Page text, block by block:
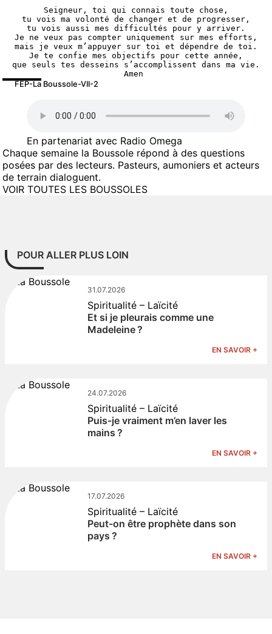
Seigneur, toi qui connais toute chose,
tu vois ma volonté de changer et de progresser,
tu vois aussi mes difficultés pour y arriver.
Je ne veux pas compter uniquement sur mes efforts,
mais je veux m’appuyer sur toi et dépendre de toi.
Je te confie mes objectifs pour cette année,
que seuls tes desseins s’accomplissent dans ma vie.
Amen
FEP-La Boussole-VII-2
En partenariat avec Radio Omega
Chaque semaine la Boussole répond à des questions
posées par des lecteurs. Pasteurs, aumoniers et acteurs
de terrain dialoguent.
VOIR TOUTES LES BOUSSOLES
POUR ALLER PLUS LOIN
31.07.2026
Spiritualité – Laïcité
Et si je pleurais comme une
Madeleine ?
EN SAVOIR +
24.07.2026
Spiritualité – Laïcité
Puis-je vraiment m’en laver les
mains ?
EN SAVOIR +
17.07.2026
Spiritualité – Laïcité
Peut-on être prophète dans son
pays ?
EN SAVOIR +